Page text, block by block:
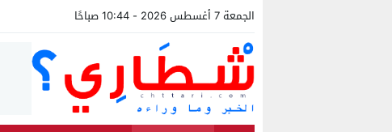
الجمعة 7 أغسطس 2026 - 10:44 صباحًا